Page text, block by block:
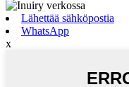
Lähettää sähköpostia
WhatsApp
x